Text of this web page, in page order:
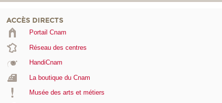
ACCÈS DIRECTS
Portail Cnam
Réseau des centres
HandiCnam
La boutique du Cnam
Musée des arts et métiers